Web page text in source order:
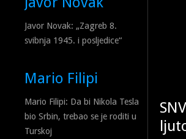
Javor Novak: „Zagreb 8.
svibnja 1945. i posljedice“
Mario Filipi
Mario Filipi: Da bi Nikola Tesla
bio Srbin, trebao se je roditi u
Turskoj